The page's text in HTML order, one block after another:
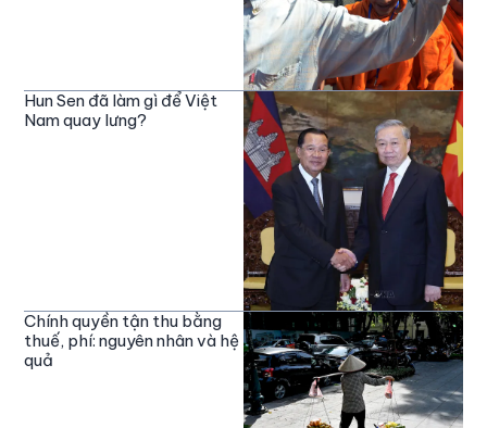
Hun Sen đã làm gì để Việt
Nam quay lưng?
Chính quyền tận thu bằng
thuế, phí: nguyên nhân và hệ
quả